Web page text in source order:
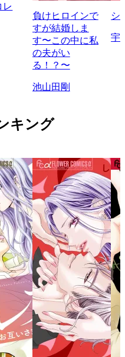
レ
負けヒロインで
すが結婚しま
す〜この中に私
の夫がい
る！？〜
池山田剛
シ
宇
キング